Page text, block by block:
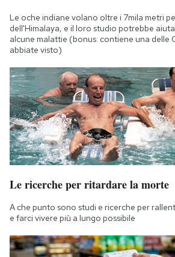
Le oche indiane volano oltre i 7mila metri
dell'Himalaya, e il loro studio potrebbe
alcune malattie (bonus: contiene una delle
abbiate visto)
Le ricerche per ritardare la morte
A che punto sono studi e ricerche per
e farci vivere più a lungo possibile